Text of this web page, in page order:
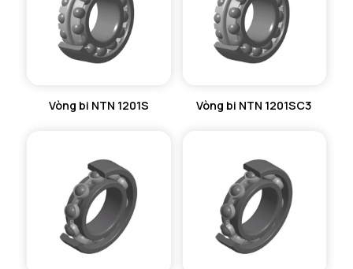
VÒNG BI CHẶN TRỤC NTN
VÒNG BI LĂN TRỤ ĐẨY NTN
GỐI ĐỠ 2 NỬA NTN
MÁY GIA NHIỆT NTN
Vòng bi NTN 1201S Vòng bi NTN 1201SC3